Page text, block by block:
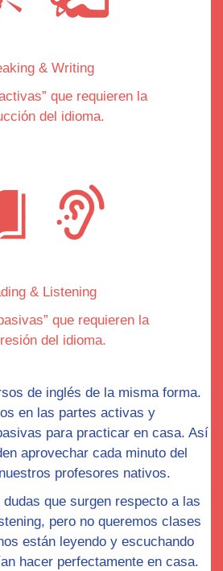
& Writing
” que requieren la
del idioma.
& Listening
” que requieren la
del idioma.
de inglés de la misma forma.
en las partes activas y
para practicar en casa. Así
aprovechar cada minuto del
profesores nativos.
que surgen respecto a las
pero no queremos clases
están leyendo y escuchando
hacer perfectamente en casa.